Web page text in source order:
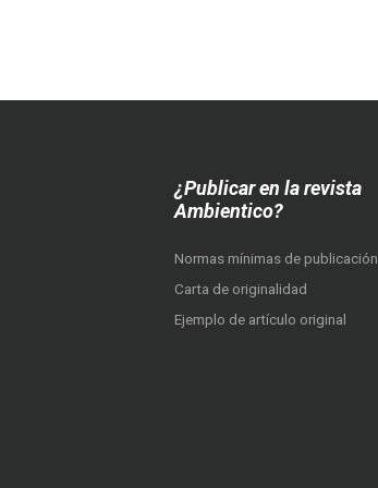
¿Publicar en la revista
Ambientico?
Normas mínimas de publicación
Carta de originalidad
Ejemplo de artículo original